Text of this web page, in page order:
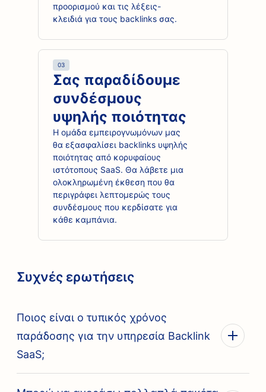
προορισμού και τις λέξεις-
κλειδιά για τους backlinks σας.
03
Σας παραδίδουμε
συνδέσμους
υψηλής ποιότητας
Η ομάδα εμπειρογνωμόνων μας
θα εξασφαλίσει backlinks υψηλής
ποιότητας από κορυφαίους
ιστότοπους SaaS. Θα λάβετε μια
ολοκληρωμένη έκθεση που θα
περιγράφει λεπτομερώς τους
συνδέσμους που κερδίσατε για
κάθε καμπάνια.
Συχνές ερωτήσεις
Ποιος είναι ο τυπικός χρόνος
παράδοσης για την υπηρεσία Backlink
SaaS;